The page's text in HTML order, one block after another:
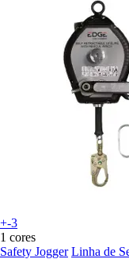
+-3
1 cores
Safety Jogger Linha de